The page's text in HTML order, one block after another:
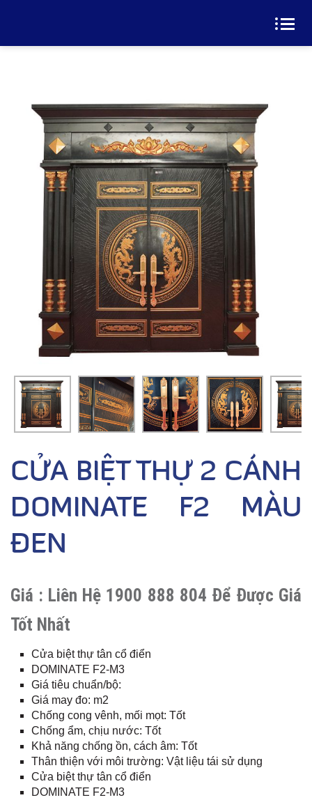
CỬA BIỆT THỰ 2 CÁNH
DOMINATE F2 MÀU
ĐEN
Giá : Liên Hệ 1900 888 804 Để Được Giá
Tốt Nhất
Cửa biệt thự tân cổ điển
DOMINATE F2-M3
Giá tiêu chuẩn/bộ:
Giá may đo: m2
Chống cong vênh, mối mọt: Tốt
Chống ẩm, chịu nước: Tốt
Khả năng chống ồn, cách âm: Tốt
Thân thiện với môi trường: Vật liệu tái sử dụng
Cửa biệt thự tân cổ điển
DOMINATE F2-M3